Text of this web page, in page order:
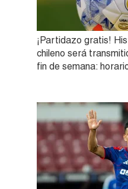
¡Partidazo gratis!
chileno será
fin de semana: